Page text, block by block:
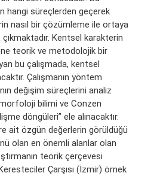
hangi süreçlerden geçerek
nasıl bir çözümleme ile ortaya
Kentsel karakterin
teorik ve metodolojik bir
bu çalışmada, kentsel
Çalışmanın yöntem
değişim süreçlerini analiz
bilimi ve Conzen
döngüleri” ele alınacaktır.
ait özgün değerlerin görüldüğü
olan en önemli alanlar olan
teorik çerçevesi
Çarşısı (İzmir) örnek